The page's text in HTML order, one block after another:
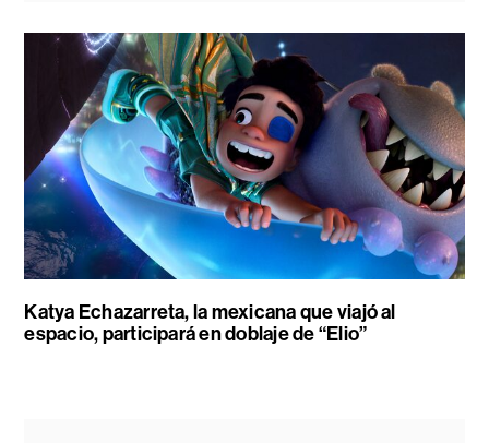
Katya Echazarreta, la mexicana que viajó al
espacio, participará en doblaje de “Elio”